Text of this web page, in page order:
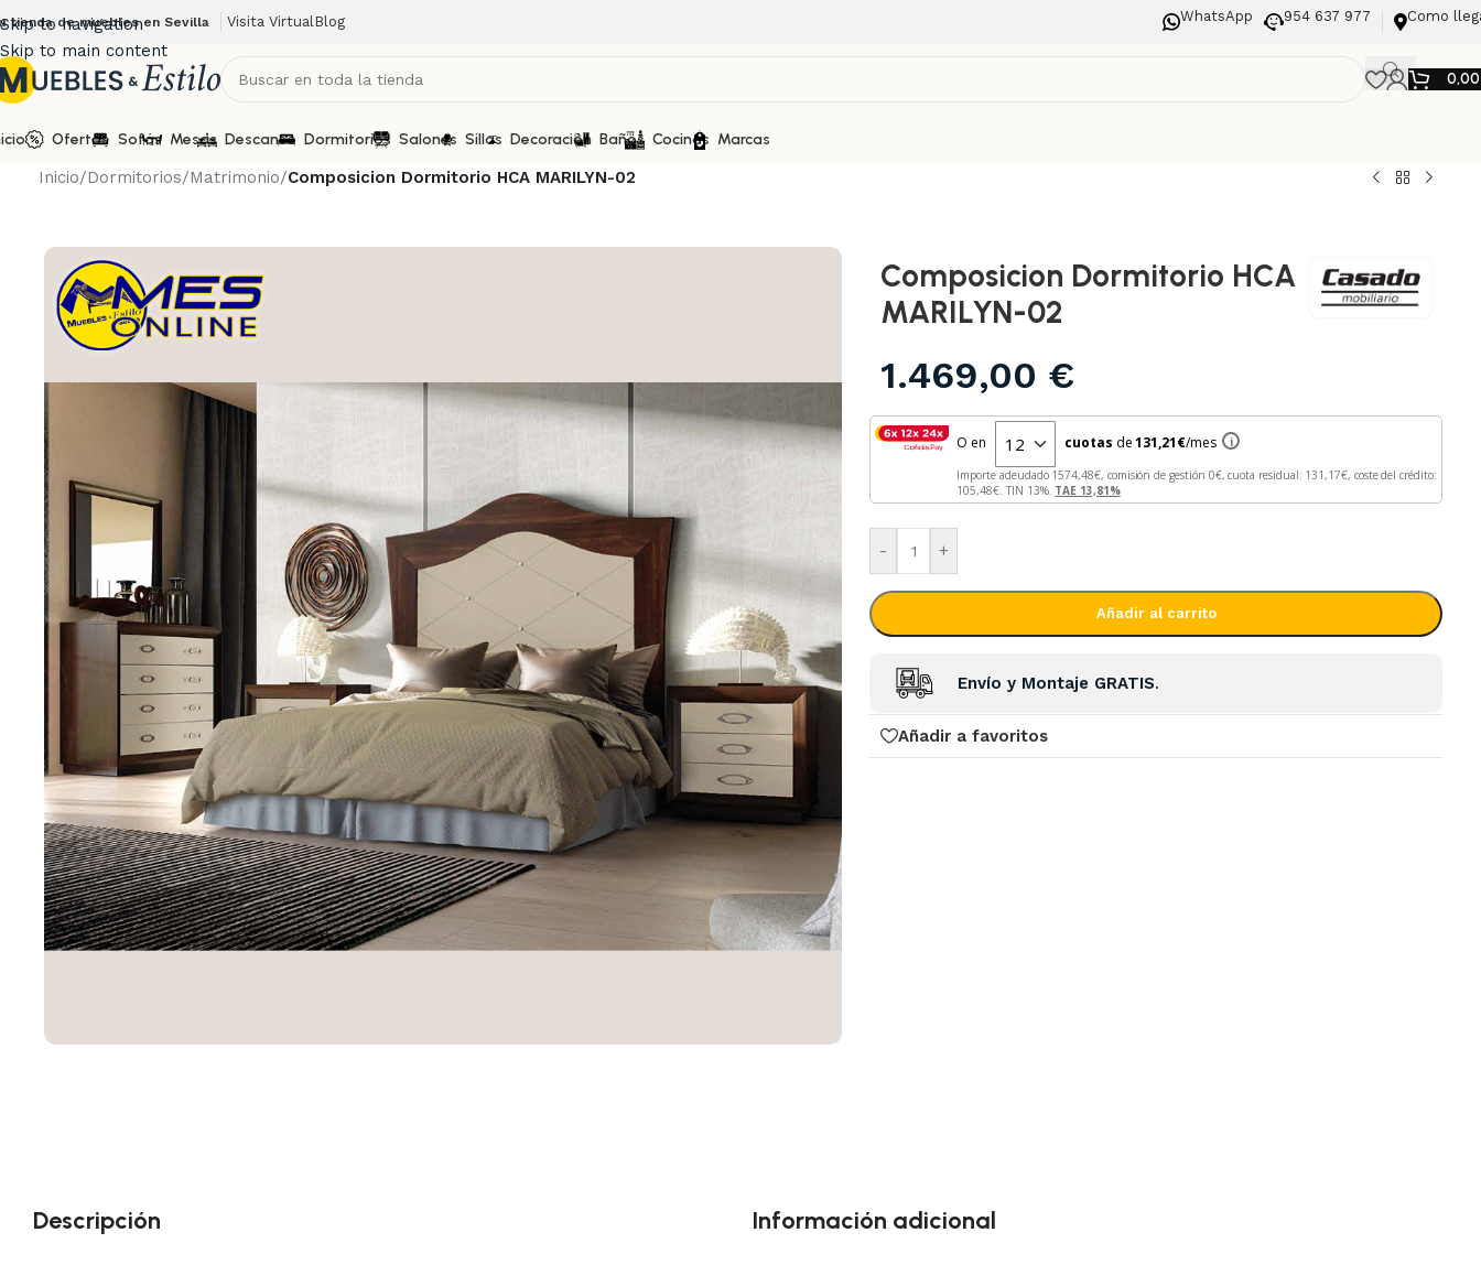
Skip to navigation
Skip to main content
tienda de muebles en Sevilla Visita VirtualBlog WhatsApp 954 637 977 Como
Ofertas Sofás Mesas Descanso Dormitorios Salones Sillas Decoración Baños Cocinas Marcas
Inicio/Dormitorios/Matrimonio/Composicion Dormitorio HCA MARILYN-02
Composicion Dormitorio HCA
MARILYN-02
1.469,00 €
O en cuotas de131,21€/mes i
Importe adeudado 1574,48 €, comisión de gestión 0 €, cuota residual: 131,17
€, coste del crédito:
105,48€. TIN 13%. TAE 13,81%
- +
Añadir al carrito
Envío y Montaje GRATIS.
Añadir a favoritos
Descripción Información adicional